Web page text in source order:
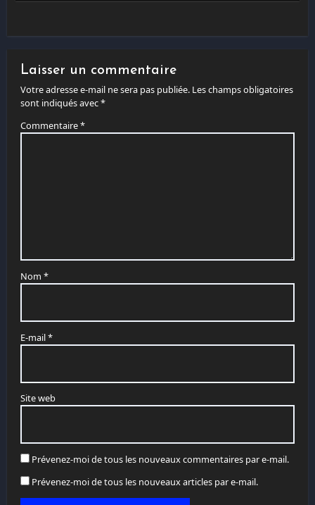
Laisser un commentaire
Votre adresse e-mail ne sera pas publiée. Les champs obligatoires
sont indiqués avec*
Commentaire*
Nom *
E-mail*
Site web
Prévenez-moi de tous les nouveaux commentaires par e-mail.
Prévenez-moi de tous les nouveaux articles par e-mail.